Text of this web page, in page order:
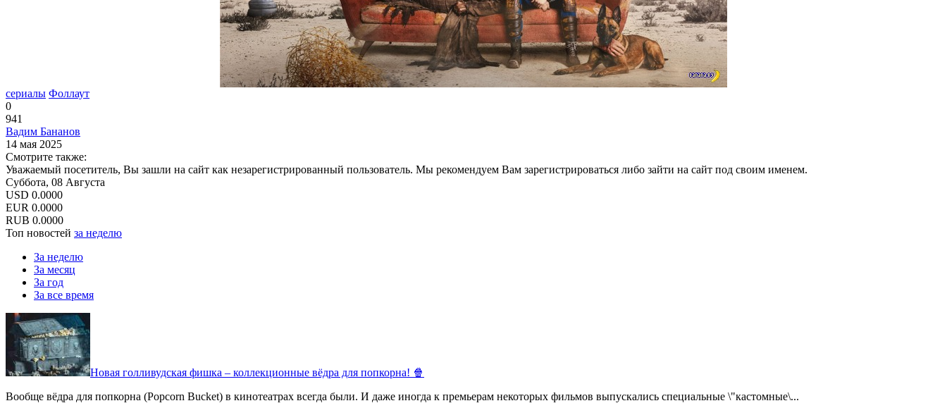
сериалы Фоллаут
0
941
Вадим Бананов
14 мая 2025
Смотрите также:
Уважаемый посетитель, Вы зашли на сайт как незарегистрированный пользователь. Мы рекомендуем Вам зарегистрироваться либо зайти на сайт под своим именем.
Суббота, 08 Августа
USD 0.0000
EUR 0.0000
RUB 0.0000
Топ новостей за неделю
За неделю
За месяц
За год
За все время
Новая голливудская фишка – коллекционные вёдра для попкорна! 🍿
Вообще вёдра для попкорна (Popcorn Bucket) в кинотеатрах всегда были. И даже иногда к премьерам некоторых фильмов выпускались специальные \"кастомные\...